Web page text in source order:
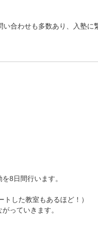
合わせも多数あり、入塾に
8日間行います。
した教室もあるほど！）
っていきます。